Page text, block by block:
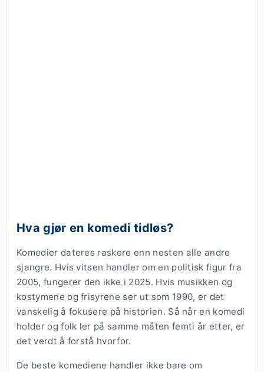
Hva gjør en komedi tidløs?
Komedier dateres raskere enn nesten alle andre
sjangre. Hvis vitsen handler om en politisk figur fra
2005, fungerer den ikke i 2025. Hvis musikken og
kostymene og frisyrene ser ut som 1990, er det
vanskelig å fokusere på historien. Så når en komedi
holder og folk ler på samme måten femti år etter, er
det verdt å forstå hvorfor.
De beste komediene handler ikke bare om